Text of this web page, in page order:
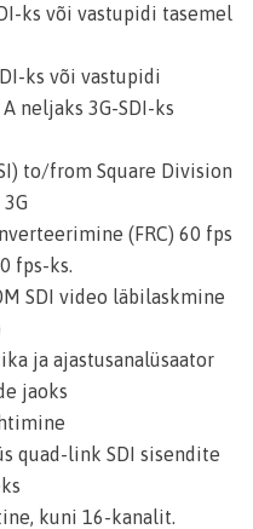
ks või vastupidi tasemel
ks või vastupidi
neljaks 3G-SDI-ks
to/from Square Division
(FRC) 60 fps
fps-ks.
SDI video läbilaskmine
ja ajastusanalüsaator
jaoks
quad-link SDI sisendite
kuni 16-kanalit.